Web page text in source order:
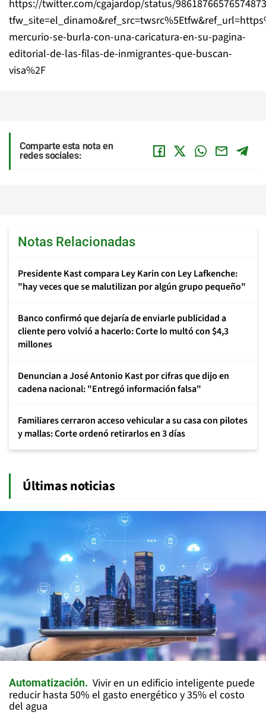
https://twitter.com/cgajardop/status/
mercurio-se-burla-con-una-caricatura-en-su-pagina-
editorial-de-las-filas-de-inmigrantes-que-buscan-
visa%2F
Comparte esta nota en
redes sociales:
Notas Relacionadas
Presidente Kast compara Ley Karin con Ley Lafkenche:
"hay veces que se malutilizan por algún grupo pequeño"
Banco confirmó que dejaría de enviarle publicidad a
cliente pero volvió a hacerlo: Corte lo multó con $4,3
millones
Denuncian a José Antonio Kast por cifras que dijo en
cadena nacional: "Entregó información falsa"
Familiares cerraron acceso vehicular a su casa con pilotes
y mallas: Corte ordenó retirarlos en 3 días
Últimas noticias
Automatización
Vivir en un edificio inteligente puede
reducir hasta 50% el gasto energético y 35% el costo
del agua